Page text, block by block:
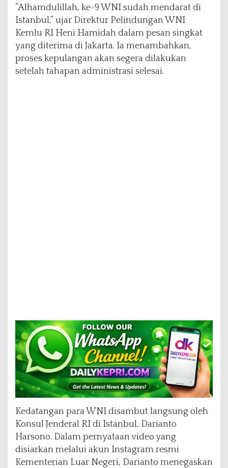
h
A
i
r
“Alhamdulillah, ke-9 WNI sudah mendarat di
Istanbul,” ujar Direktur Pelindungan WNI
Kemlu RI Heni Hamidah dalam pesan singkat
yang diterima di Jakarta. Ia menambahkan,
proses kepulangan akan segera dilakukan
setelah tahapan administrasi selesai.
Kedatangan para WNI disambut langsung oleh
Konsul Jenderal RI di Istanbul, Darianto
Harsono. Dalam pernyataan video yang
disiarkan melalui akun Instagram resmi
Kementerian Luar Negeri, Darianto menegaskan